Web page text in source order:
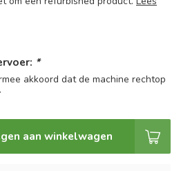
*
akkoord dat de machine rechtop
aan winkelwagen